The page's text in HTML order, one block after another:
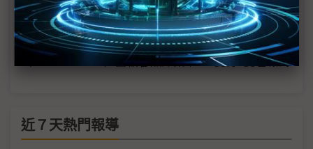
Touch Taiwan首度納入電子生產製造設備主題 台系半
導體設備大廠參與其中
（Touch Taiwan）面板春燕歸巢中 4隻有3隻已報到
近７天熱門報導